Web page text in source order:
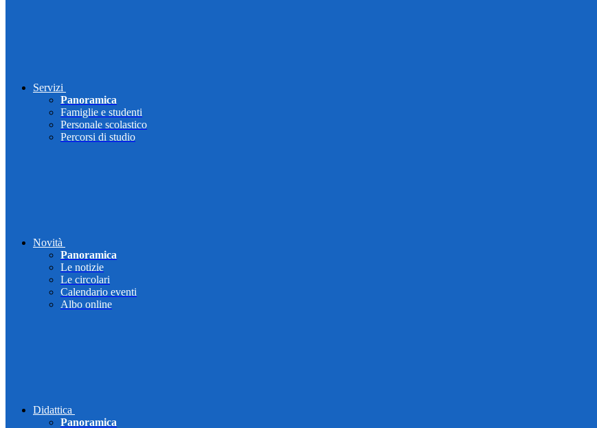
Servizi
Panoramica
Famiglie e studenti
Personale scolastico
Percorsi di studio
Novità
Panoramica
Le notizie
Le circolari
Calendario eventi
Albo online
Didattica
Panoramica